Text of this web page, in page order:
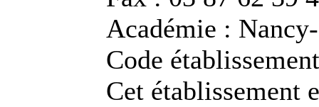
Académie :
Code
Cet établissement